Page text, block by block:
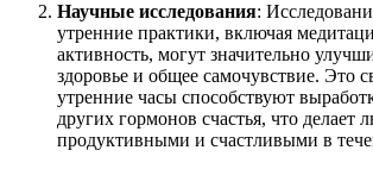
Научные исследования:
утренние практики, включая
активность, могут значительно
здоровье и общее самочувствие. Это
утренние часы способствуют
других гормонов счастья, что делает
продуктивными и счастливыми в